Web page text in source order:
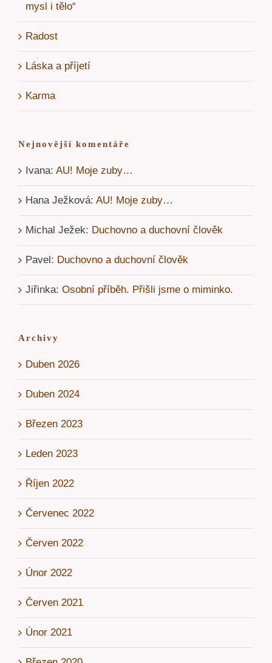
mysl i tělo“
Radost
Láska a příjetí
Karma
Nejnovější komentáře
Ivana: AU! Moje zuby…
Hana Ježková: AU! Moje zuby…
Michal Ježek: Duchovno a duchovní člověk
Pavel: Duchovno a duchovní člověk
Jiřinka: Osobní příběh. Přišli jsme o miminko.
Archivy
Duben 2026
Duben 2024
Březen 2023
Leden 2023
Říjen 2022
Červenec 2022
Červen 2022
Únor 2022
Červen 2021
Únor 2021